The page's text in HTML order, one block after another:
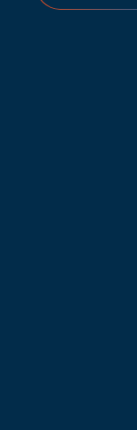
σκοπός του
Lead
Ανάλυση
θα δομηθεί
για να
Ανάλυση
τεχνολογίες
είναι οι
περιεχόμενο
Mobile-
ιστοσελίδα
λειτουργική